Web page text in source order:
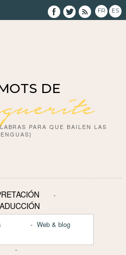
FR ES
DE
PARA QUE BAILEN LAS
Web & blog